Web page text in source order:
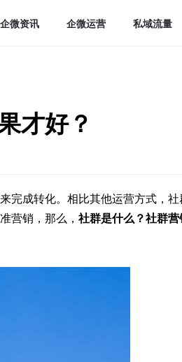
企微资讯 企微运营 私域流量
才好？
完成转化。相比其他运营方式，
营销，那么， 社群是什么？社群